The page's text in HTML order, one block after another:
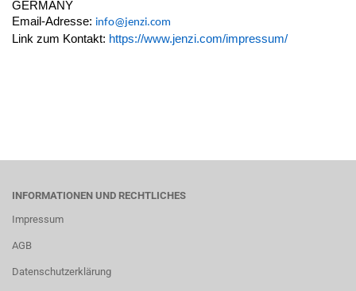
GERMANY
Email-Adresse: info@jenzi.com
Link zum Kontakt: https://www.jenzi.com/impressum/
INFORMATIONEN UND RECHTLICHES
Impressum
AGB
Datenschutzerklärung